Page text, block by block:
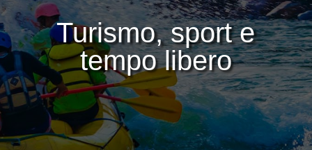
Turismo, sport e
tempo libero